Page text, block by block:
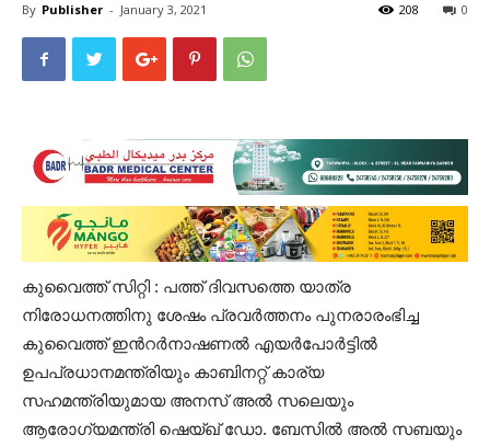
By Publisher - January 3, 2021 0
208
കുവൈത്ത് സിറ്റി : പത്ത് ദിവസത്തെ യാത്ര
നിരോധനത്തിനു ശേഷം പ്രവർത്തനം പുനരാരംഭിച്ച
കുവൈത്ത് ഇൻറർനാഷണൽ എയർപോർട്ടിൽ
ഉപപ്രധാനമന്ത്രിയും കാബിനറ്റ് കാര്യ
സഹമന്ത്രിയുമായ അനസ് അൽ സലെയും
ആരോഗ്യമന്ത്രി ഷെയ്ഖ് ഡോ. ബേസിൽ അൽ സബയും